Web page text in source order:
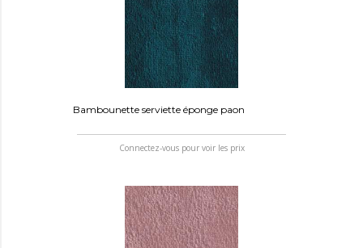
Bambounette serviette éponge paon
Connectez-vous pour voir les prix